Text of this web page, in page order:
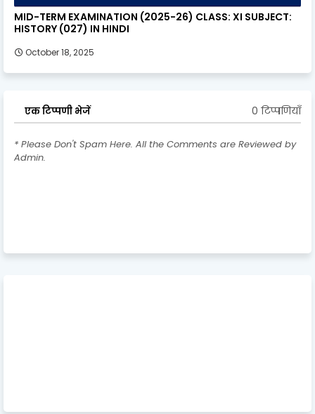
MID-TERM EXAMINATION (2025-26) CLASS: XI SUBJECT:
HISTORY (027) IN HINDI
October 18, 2025
एक टिप्पणी भेजें 0 टिप्पणियाँ
* Please Don't Spam Here. All the Comments are Reviewed by
Admin.